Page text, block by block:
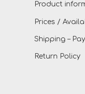
Product
Prices /
Shipping –
Return Policy